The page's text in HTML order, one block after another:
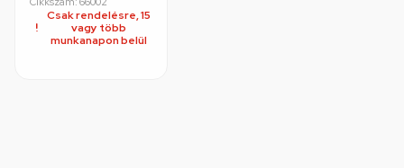
Csak rendelésre, 15
vagy több
munkanapon belül